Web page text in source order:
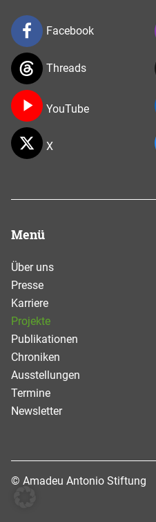
Facebook
Threads
YouTube
X
Menü
Über uns
Presse
Karriere
Projekte
Publikationen
Chroniken
Ausstellungen
Termine
Newsletter
© Amadeu Antonio Stiftung